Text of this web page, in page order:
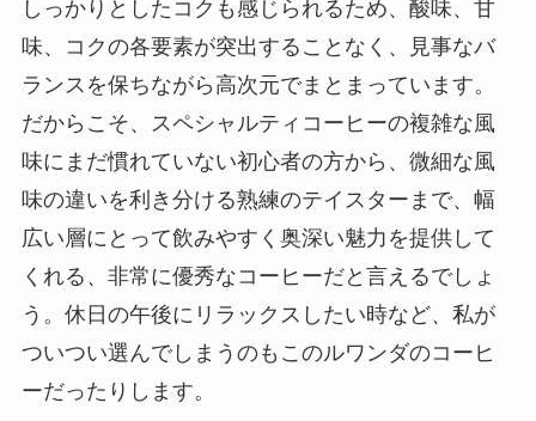
しっかりとしたコクも感じられるため、酸味、甘
味、コクの各要素が突出することなく、見事なバ
ランスを保ちながら高次元でまとまっています。
だからこそ、スペシャルティコーヒーの複雑な風
味にまだ慣れていない初心者の方から、微細な風
味の違いを利き分ける熟練のテイスターまで、幅
広い層にとって飲みやすく奥深い魅力を提供して
くれる、非常に優秀なコーヒーだと言えるでしょ
う。休日の午後にリラックスしたい時など、私が
ついつい選んでしまうのもこのルワンダのコーヒ
ーだったりします。